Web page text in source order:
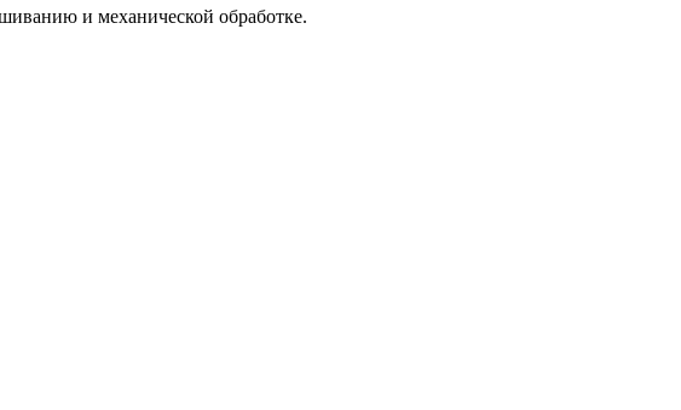
и механической обработке.